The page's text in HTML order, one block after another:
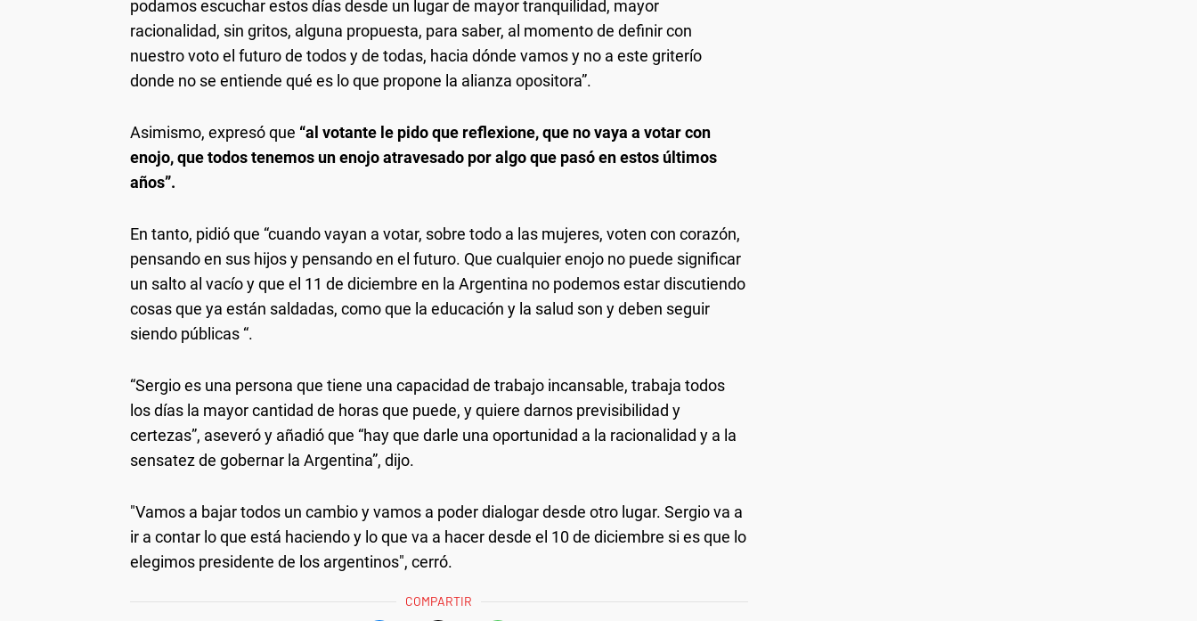
podamos escuchar estos días desde un lugar de mayor tranquilidad, mayor
racionalidad, sin gritos, alguna propuesta, para saber, al momento de definir con
nuestro voto el futuro de todos y de todas, hacia dónde vamos y no a este griterío
donde no se entiende qué es lo que propone la alianza opositora”.
Asimismo, expresó que “al votante le pido que reflexione, que no vaya a votar con
enojo, que todos tenemos un enojo atravesado por algo que pasó en estos últimos
años”.
En tanto, pidió que “cuando vayan a votar, sobre todo a las mujeres, voten con corazón,
pensando en sus hijos y pensando en el futuro. Que cualquier enojo no puede significar
un salto al vacío y que el 11 de diciembre en la Argentina no podemos estar discutiendo
cosas que ya están saldadas, como que la educación y la salud son y deben seguir
siendo públicas “.
“Sergio es una persona que tiene una capacidad de trabajo incansable, trabaja todos
los días la mayor cantidad de horas que puede, y quiere darnos previsibilidad y
certezas”, aseveró y añadió que “hay que darle una oportunidad a la racionalidad y a la
sensatez de gobernar la Argentina”, dijo.
"Vamos a bajar todos un cambio y vamos a poder dialogar desde otro lugar. Sergio va a
ir a contar lo que está haciendo y lo que va a hacer desde el 10 de diciembre si es que lo
elegimos presidente de los argentinos", cerró.
COMPARTIR